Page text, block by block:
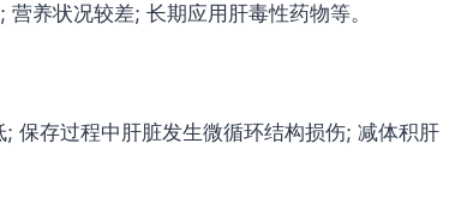
养状况较差; 长期应用肝毒性药物等。
保存过程中肝脏发生微循环结构损伤; 减体积肝